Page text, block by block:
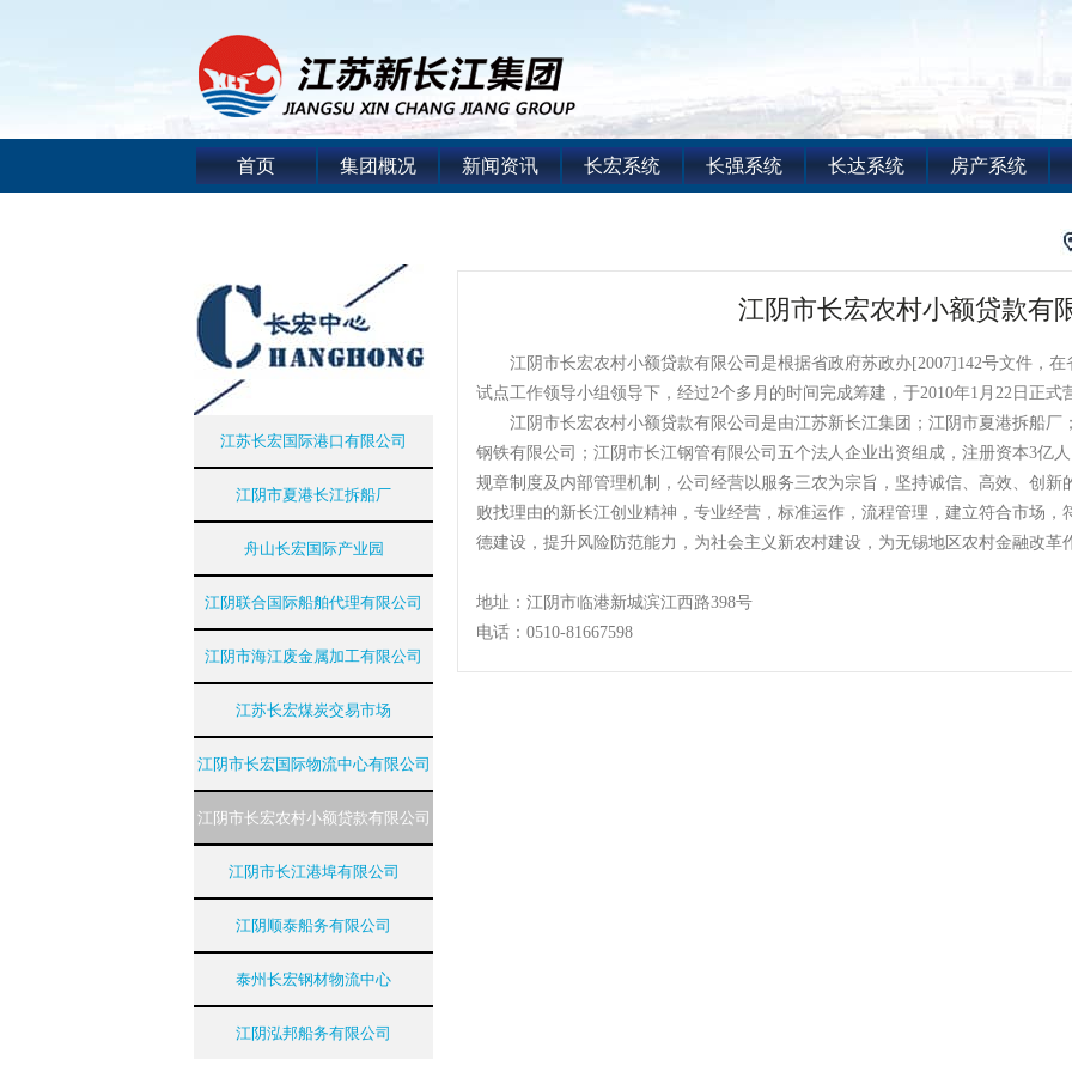
首页 集团概况 新闻资讯 长宏系统 长强系统 长达系统 房产系统
江苏长宏国际港口有限公司
江阴市夏港长江拆船厂
舟山长宏国际产业园
江阴联合国际船舶代理有限公司
江阴市海江废金属加工有限公司
江苏长宏煤炭交易市场
江阴市长宏国际物流中心有限公司
江阴市长宏农村小额贷款有限公司
江阴市长江港埠有限公司
江阴顺泰船务有限公司
泰州长宏钢材物流中心
江阴泓邦船务有限公司
江阴市长宏农村小额贷款有
江阴市长宏农村小额贷款有限公司是根据省政府苏政办[2007]142号文件，在
试点工作领导小组领导下，经过2个多月的时间完成筹建，于2010年1月22日正式
江阴市长宏农村小额贷款有限公司是由江苏新长江集团；江阴市夏港拆船厂
钢铁有限公司；江阴市长江钢管有限公司五个法人企业出资组成，注册资本3亿
规章制度及内部管理机制，公司经营以服务三农为宗旨，坚持诚信、高效、创新
败找理由的新长江创业精神，专业经营，标准运作，流程管理，建立符合市场
德建设，提升风险防范能力，为社会主义新农村建设，为无锡地区农村金融改革
地址：江阴市临港新城滨江西路398号
电话：0510-81667598